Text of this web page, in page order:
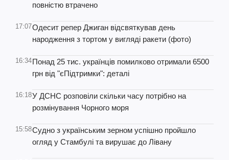
повністю втрачено
17:07Одесит репер Джиган відсвяткував день
народження з тортом у вигляді ракети (фото)
16:34Понад 25 тис. українців помилково отримали 6500
грн від "єПідтримки": деталі
16:18У ДСНС розповіли скільки часу потрібно на
розмінування Чорного моря
15:58Судно з українським зерном успішно пройшло
огляд у Стамбулі та вирушає до Лівану